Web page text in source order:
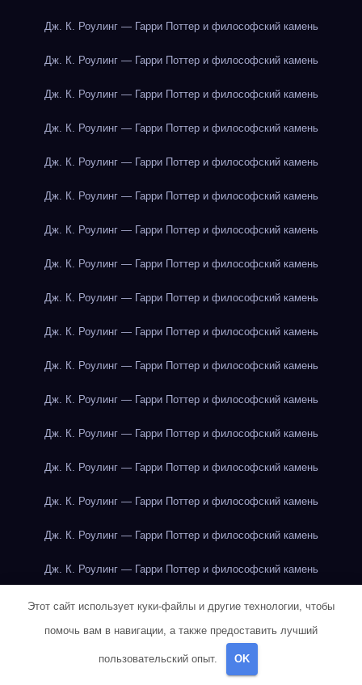
Дж. К. Роулинг — Гарри Поттер и философский камень
Дж. К. Роулинг — Гарри Поттер и философский камень
Дж. К. Роулинг — Гарри Поттер и философский камень
Дж. К. Роулинг — Гарри Поттер и философский камень
Дж. К. Роулинг — Гарри Поттер и философский камень
Дж. К. Роулинг — Гарри Поттер и философский камень
Дж. К. Роулинг — Гарри Поттер и философский камень
Дж. К. Роулинг — Гарри Поттер и философский камень
Дж. К. Роулинг — Гарри Поттер и философский камень
Дж. К. Роулинг — Гарри Поттер и философский камень
Дж. К. Роулинг — Гарри Поттер и философский камень
Дж. К. Роулинг — Гарри Поттер и философский камень
Дж. К. Роулинг — Гарри Поттер и философский камень
Дж. К. Роулинг — Гарри Поттер и философский камень
Дж. К. Роулинг — Гарри Поттер и философский камень
Дж. К. Роулинг — Гарри Поттер и философский камень
Дж. К. Роулинг — Гарри Поттер и философский камень
Дж. К. Роулинг — Гарри Поттер и философский камень
Дж. К. Роулинг — Гарри Поттер и философский камень
Дж. К. Роулинг — Гарри Поттер и философский камень
Этот сайт использует куки-файлы и другие технологии, чтобы
помочь вам в навигации, а также предоставить лучший
пользовательский опыт. OK